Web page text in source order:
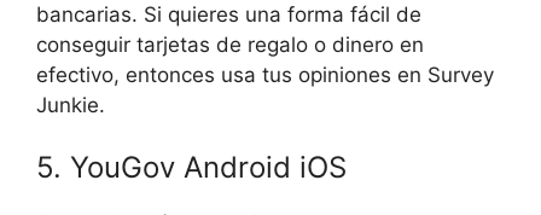
bancarias. Si quieres una forma fácil de
conseguir tarjetas de regalo o dinero en
efectivo, entonces usa tus opiniones en Survey
Junkie.
5. YouGov Android iOS